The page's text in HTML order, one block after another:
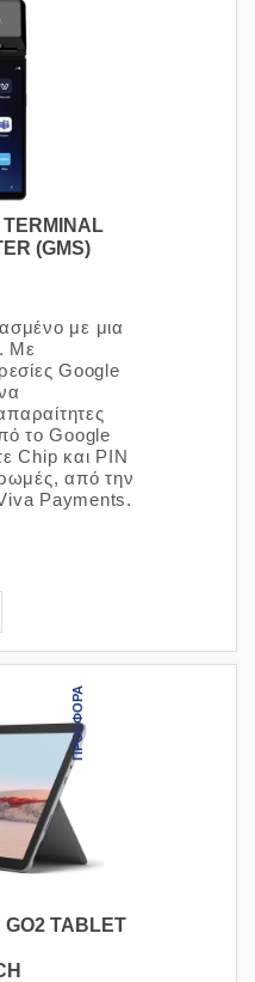
(GMS)
με μια
Με
Google
το Google
Chip και PIN
από την
Payments.
ΠΡΟΣΦΟΡΆ
GO2 TABLET